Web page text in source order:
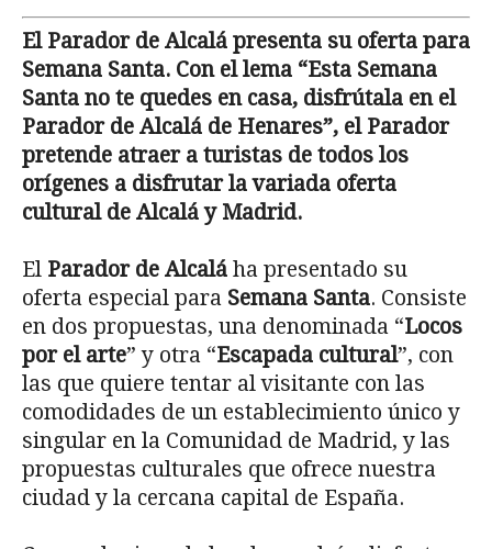
El Parador de Alcalá presenta su oferta para
Semana Santa. Con el lema “Esta Semana
Santa no te quedes en casa, disfrútala en el
Parador de Alcalá de Henares”, el Parador
pretende atraer a turistas de todos los
orígenes a disfrutar la variada oferta
cultural de Alcalá y Madrid.
El Parador de Alcalá ha presentado su
oferta especial para Semana Santa. Consiste
en dos propuestas, una denominada “Locos
por el arte” y otra “Escapada cultural”, con
las que quiere tentar al visitante con las
comodidades de un establecimiento único y
singular en la Comunidad de Madrid, y las
propuestas culturales que ofrece nuestra
ciudad y la cercana capital de España.